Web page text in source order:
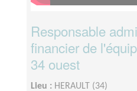
Responsable
financier de
34 ouest
Lieu : HERAULT (34)